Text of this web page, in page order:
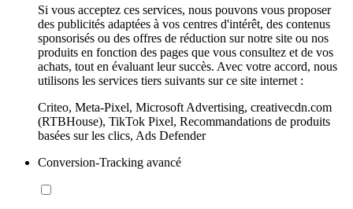
Si vous acceptez ces services, nous pouvons vous proposer
des publicités adaptées à vos centres d'intérêt, des contenus
sponsorisés ou des offres de réduction sur notre site ou nos
produits en fonction des pages que vous consultez et de vos
achats, tout en évaluant leur succès. Avec votre accord, nous
utilisons les services tiers suivants sur ce site internet :
Criteo, Meta-Pixel, Microsoft Advertising, creativecdn.com
(RTBHouse), TikTok Pixel, Recommandations de produits
basées sur les clics, Ads Defender
Conversion-Tracking avancé